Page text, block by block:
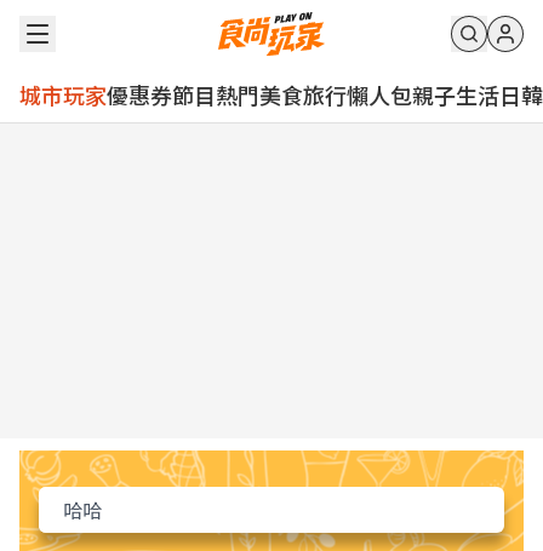
城市玩家優惠券節目熱門美食旅行懶人包親子生活日韓